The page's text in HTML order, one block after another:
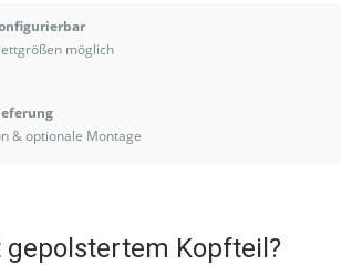
möglich
& optionale Montage
gepolstertem Kopfteil?